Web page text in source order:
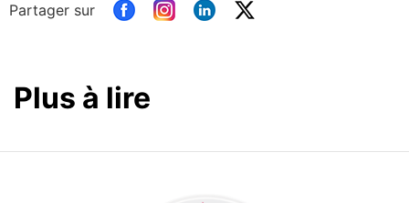
Partager sur
Plus à lire